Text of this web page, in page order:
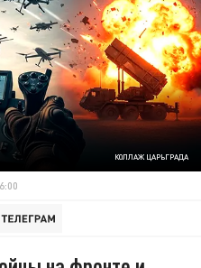
КОЛЛАЖ ЦАРЬГРАДА